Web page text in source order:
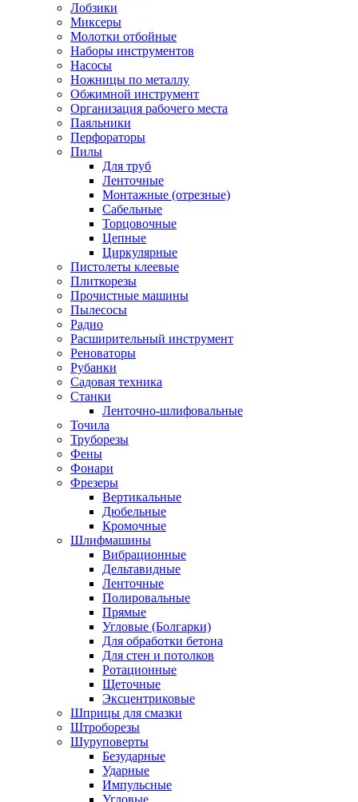
Лобзики
Миксеры
Молотки отбойные
Наборы инструментов
Насосы
Ножницы по металлу
Обжимной инструмент
Организация рабочего места
Паяльники
Перфораторы
Пилы
Для труб
Ленточные
Монтажные (отрезные)
Сабельные
Торцовочные
Цепные
Циркулярные
Пистолеты клеевые
Плиткорезы
Прочистные машины
Пылесосы
Радио
Расширительный инструмент
Реноваторы
Рубанки
Садовая техника
Станки
Ленточно-шлифовальные
Точила
Труборезы
Фены
Фонари
Фрезеры
Вертикальные
Дюбельные
Кромочные
Шлифмашины
Вибрационные
Дельтавидные
Ленточные
Полировальные
Прямые
Угловые (Болгарки)
Для обработки бетона
Для стен и потолков
Ротационные
Щеточные
Эксцентриковые
Шприцы для смазки
Штроборезы
Шуруповерты
Безударные
Ударные
Импульсные
Угловые